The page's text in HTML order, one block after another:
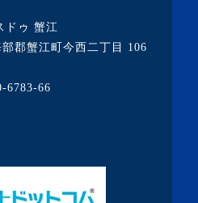
ドゥ 蟹江
郡蟹江町今西二丁目 106
6783-66